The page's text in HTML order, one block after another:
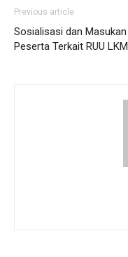
Previous article
Sosialisasi dan Masukan
Peserta Terkait RUU LKM